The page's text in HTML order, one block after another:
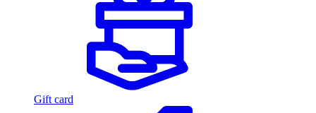
Gift card